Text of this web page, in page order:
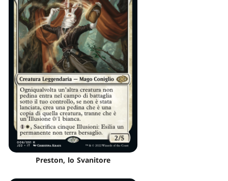
Preston, lo Svanitore